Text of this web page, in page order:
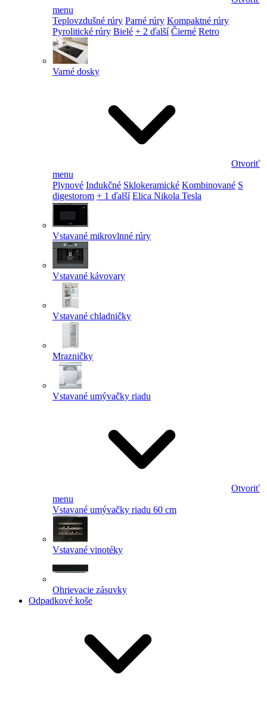
menu
Teplovzdušné rúry Parné rúry Kompaktné rúry
Pyrolitické rúry Bielé + 2 ďalší Čierné Retro
Varné dosky
Otvoriť
menu
Plynové Indukčné Sklokeramické Kombinované S
digestorom + 1 ďalší Elica Nikola Tesla
Vstavané mikrovlnné rúry
Vstavané kávovary
Vstavané chladničky
Mrazničky
Vstavané umývačky riadu
Otvoriť
menu
Vstavané umývačky riadu 60 cm
Vstavané vinotéky
Ohrievacie zásuvky
Odpadkové koše